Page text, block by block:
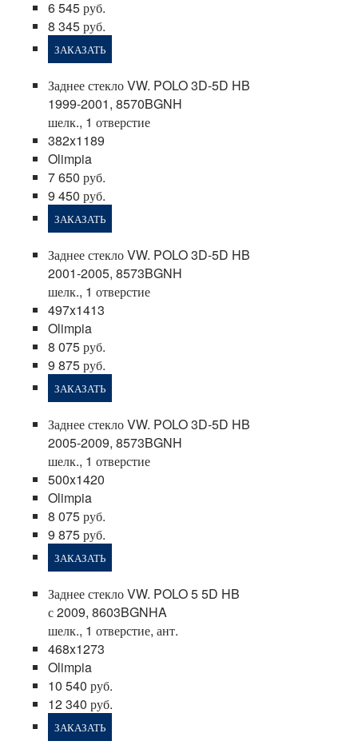
6 545 руб.
8 345 руб.
ЗАКАЗАТЬ
Заднее стекло VW. POLO 3D-5D HB
1999-2001, 8570BGNH
шелк., 1 отверстие
382x1189
Olimpia
7 650 руб.
9 450 руб.
ЗАКАЗАТЬ
Заднее стекло VW. POLO 3D-5D HB
2001-2005, 8573BGNH
шелк., 1 отверстие
497x1413
Olimpia
8 075 руб.
9 875 руб.
ЗАКАЗАТЬ
Заднее стекло VW. POLO 3D-5D HB
2005-2009, 8573BGNH
шелк., 1 отверстие
500x1420
Olimpia
8 075 руб.
9 875 руб.
ЗАКАЗАТЬ
Заднее стекло VW. POLO 5 5D HB
с 2009, 8603BGNHA
шелк., 1 отверстие, ант.
468x1273
Olimpia
10 540 руб.
12 340 руб.
ЗАКАЗАТЬ